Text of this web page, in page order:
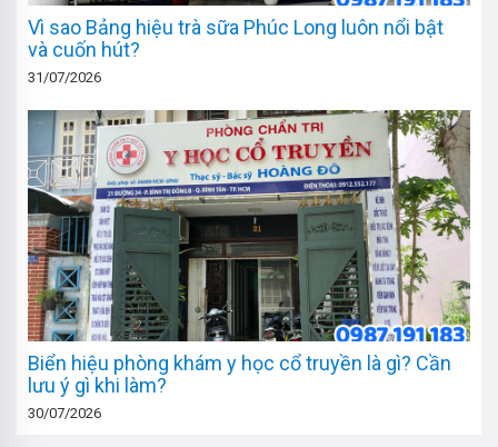
Vì sao Bảng hiệu trà sữa Phúc Long luôn nổi bật
và cuốn hút?
31/07/2026
Biển hiệu phòng khám y học cổ truyền là gì? Cần
lưu ý gì khi làm?
30/07/2026